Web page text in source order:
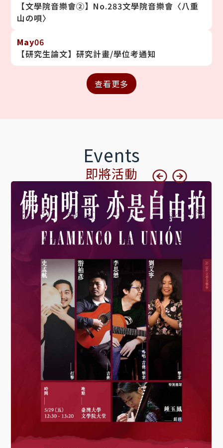
【文學院音樂會②】No.283文學院音樂會〈八重
山の唄〉
May06
【研究生論文】研究計畫/學位考通知
Events
即將活動